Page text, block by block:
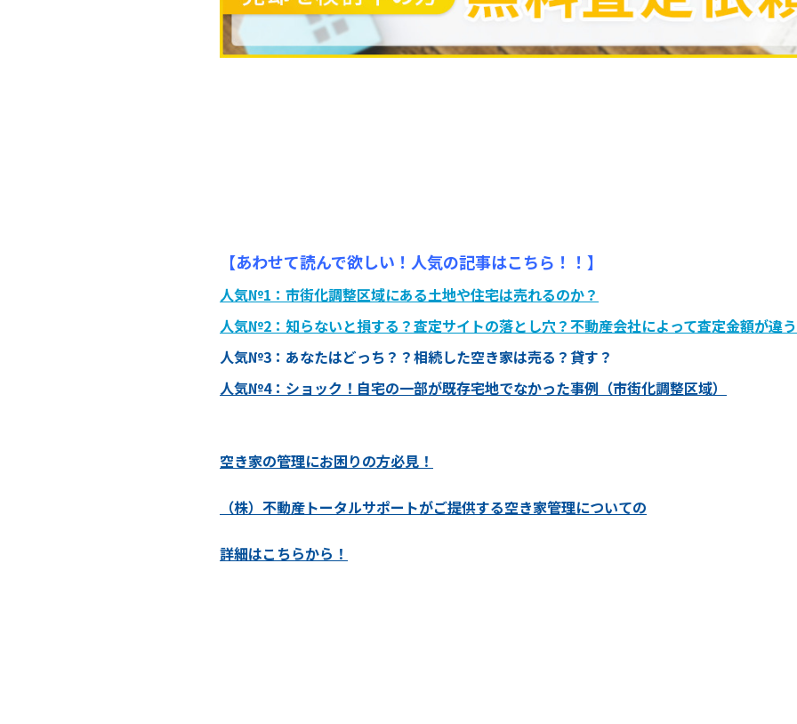
【あわせて読んで欲しい！人気の記事はこちら！！】
人気№1： 市街化調整区域にある土地や住宅は売れるのか？
人気№2： 知らないと損する？査定サイトの落とし穴？不動産会社によって査定金額が違
人気№3： あなたはどっち？？相続した空き家は売る？貸す？
人気№4： ショック！自宅の一部が既存宅地でなかった事例（市街化調整区域）
空き家の管理にお困りの方必見！
（株）不動産トータルサポートがご提供する空き家管理についての
詳細はこちらから！